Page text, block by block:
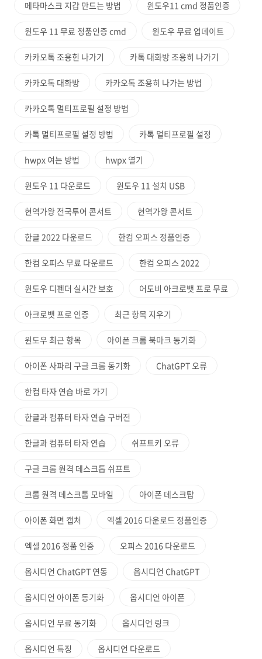
메타마스크 지갑 만드는 방법 윈도우11 cmd 정품인증
윈도우 11 무료 정품인증 cmd 윈도우 무료 업데이트
카카오톡 조용힌 나가기 카톡 대화방 조용히 나가기
카카오톡 대화방 카카오톡 조용히 나가는 방법
카카오톡 멀티프로필 설정 방법
카톡 멀티프로필 설정 방법 카톡 멀티프로필 설정
hwpx 여는 방법 hwpx 열기
윈도우 11 다운로드 윈도우 11 설치 USB
현역가왕 전국투어 콘서트 현역가왕 콘서트
한글 2022 다운로드 한컴 오피스 정품인증
한컴 오피스 무료 다운로드 한컴 오피스 2022
윈도우 디펜더 실시간 보호 어도비 아크로뱃 프로 무료
아크로뱃 프로 인증 최근 항목 지우기
윈도우 최근 항목 아이폰 크롬 북마크 동기화
아이폰 사파리 구글 크롬 동기화 ChatGPT 오류
한컴 타자 연습 바로 가기
한글과 컴퓨터 타자 연습 구버전
한글과 컴퓨터 타자 연습 쉬프트키 오류
구글 크롬 원격 데스크톱 쉬프트
크롬 원격 데스크톱 모바일 아이폰 데스크탑
아이폰 화면 캡처 엑셀 2016 다운로드 정품인증
엑셀 2016 정품 인증 오피스 2016 다운로드
옵시디언 ChatGPT 연동 옵시디언 ChatGPT
옵시디언 아이폰 동기화 옵시디언 아이폰
옵시디언 무료 동기화 옵시디언 링크
옵시디언 특징 옵시디언 다운로드